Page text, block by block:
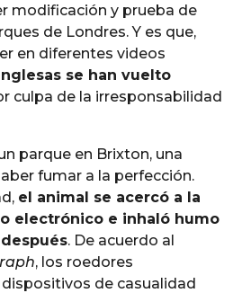
modificación y prueba de
de Londres. Y es que,
en diferentes videos
se han vuelto
culpa de la irresponsabilidad
parque en Brixton, una
fumar a la perfección.
el animal se acercó a la
electrónico e inhaló humo
. De acuerdo al
, los roedores
de casualidad